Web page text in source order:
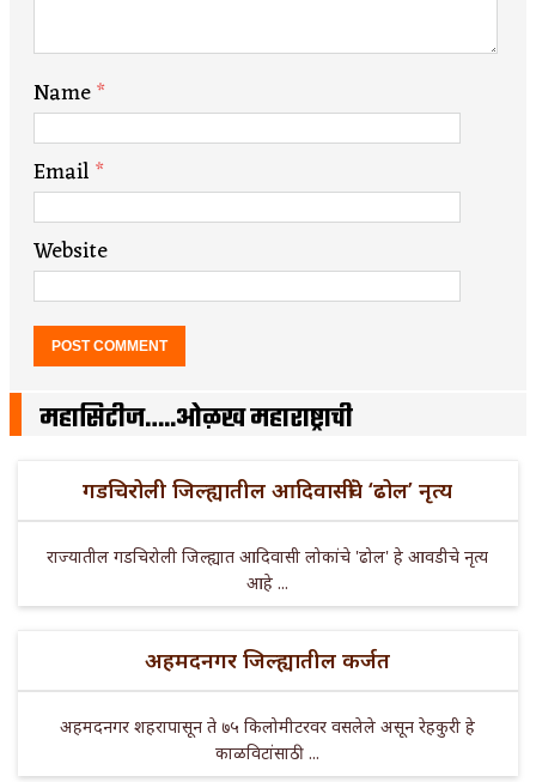
Name*
Email*
Website
महासिटीज…..ओळख महाराष्ट्राची
गडचिरोली जिल्ह्यातील आदिवासींचे ‘ढोल’ नृत्य
राज्यातील गडचिरोली जिल्ह्यात आदिवासी लोकांचे 'ढोल' हे आवडीचे नृत्य
आहे ...
अहमदनगर जिल्ह्यातील कर्जत
अहमदनगर शहरापासून ते ७५ किलोमीटरवर वसलेले असून रेहकुरी हे
काळविटांसाठी ...